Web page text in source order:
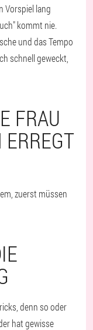
Vorspiel lang
kommt nie.
und das Tempo
schnell geweckt,
FRAU
zuerst müssen
denn so oder
hat gewisse